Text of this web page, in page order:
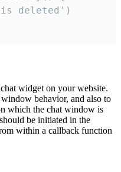
deleted')
widget on your website.
behavior, and also to
which the chat window is
be initiated in the
within a callback function